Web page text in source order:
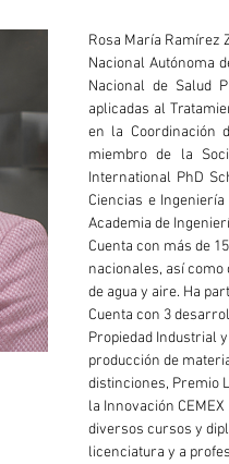
Rosa María Ramírez
Nacional Autónoma
Nacional de Salud
aplicadas al
en la Coordinación
miembro de la
International PhD
Ciencias e
Academia de
Cuenta con más de
nacionales, así
de agua y aire. Ha
Cuenta con 3
Propiedad Industrial
producción de
distinciones, Premio
la Innovación
diversos cursos y
licenciatura y a